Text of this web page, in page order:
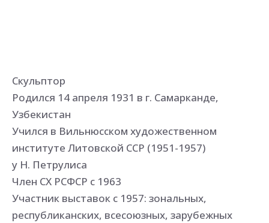
Скульптор
Родился 14 апреля 1931 в г. Самарканде,
Узбекистан
Учился в Вильнюсском художественном
институте Литовской ССР (1951-1957)
у Н. Петрулиса
Член СХ РСФСР с 1963
Участник выставок с 1957: зональных,
республиканских, всесоюзных, зарубежных